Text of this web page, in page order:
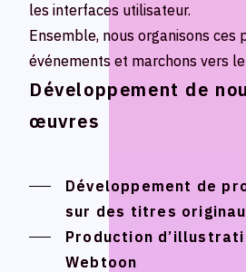
les interfaces utilisateur.
Ensemble, nous organisons ces
événements et marchons vers le
Développement de
œuvres
Développement de
sur des titres
Production
Webtoon
Facebook
ARCH Research
Facebook
ARCH Research
les interfaces utilisateur.
Ensemble, nous organisons ces
événements et marchons vers le
Développement de
œuvres
Développement de
sur des titres
Production
Webtoon